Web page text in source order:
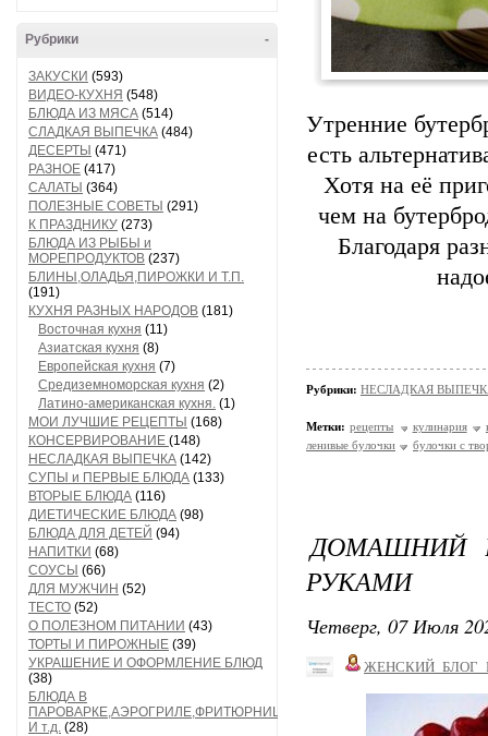
-
Рубрики
ЗАКУСКИ (593)
ВИДЕО-КУХНЯ (548)
БЛЮДА ИЗ МЯСА (514)
СЛАДКАЯ ВЫПЕЧКА (484)
ДЕСЕРТЫ (471)
РАЗНОЕ (417)
САЛАТЫ (364)
ПОЛЕЗНЫЕ СОВЕТЫ (291)
К ПРАЗДНИКУ (273)
БЛЮДА ИЗ РЫБЫ и
МОРЕПРОДУКТОВ (237)
БЛИНЫ,ОЛАДЬЯ,ПИРОЖКИ И Т.П.
(191)
КУХНЯ РАЗНЫХ НАРОДОВ (181)
Восточная кухня (11)
Азиатская кухня (8)
Европейская кухня (7)
Средиземноморская кухня (2)
Латино-американская кухня. (1)
МОИ ЛУЧШИЕ РЕЦЕПТЫ (168)
КОНСЕРВИРОВАНИЕ (148)
НЕСЛАДКАЯ ВЫПЕЧКА (142)
СУПЫ и ПЕРВЫЕ БЛЮДА (133)
ВТОРЫЕ БЛЮДА (116)
ДИЕТИЧЕСКИЕ БЛЮДА (98)
БЛЮДА ДЛЯ ДЕТЕЙ (94)
НАПИТКИ (68)
СОУСЫ (66)
ДЛЯ МУЖЧИН (52)
ТЕСТО (52)
О ПОЛЕЗНОМ ПИТАНИИ (43)
ТОРТЫ И ПИРОЖНЫЕ (39)
УКРАШЕНИЕ И ОФОРМЛЕНИЕ БЛЮД
(38)
БЛЮДА В
ПАРОВАРКЕ,АЭРОГРИЛЕ,ФРИТЮРНИЦЕ
И т.д. (28)
Утренние
есть
Хотя на её
чем на
Благодаря
Рубрики: НЕСЛАДКАЯ
Метки: рецепты кулинария
ленивые булочки
булочки с
ДОМАШНИЙ
РУКАМИ
Четверг, 07 Июля